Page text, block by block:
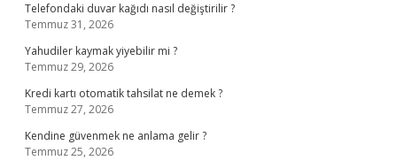
Telefondaki duvar kağıdı nasıl değiştirilir ?
Temmuz 31, 2026
Yahudiler kaymak yiyebilir mi ?
Temmuz 29, 2026
Kredi kartı otomatik tahsilat ne demek ?
Temmuz 27, 2026
Kendine güvenmek ne anlama gelir ?
Temmuz 25, 2026